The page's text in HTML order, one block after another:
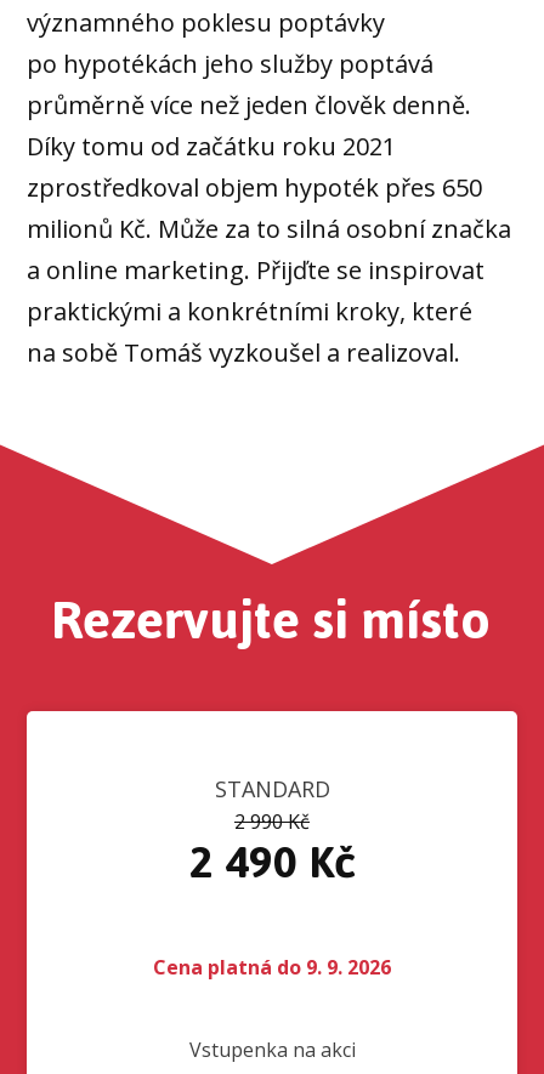
významného poklesu poptávky
po hypotékách jeho služby poptává
průměrně více než jeden člověk denně.
Díky tomu od začátku roku 2021
zprostředkoval objem hypoték přes 650
milionů Kč. Může za to silná osobní značka
a online marketing. Přijďte se inspirovat
praktickými a konkrétními kroky, které
na sobě Tomáš vyzkoušel a realizoval.
Rezervujte si místo
STANDARD
2 990 Kč
2 490 Kč
Cena platná do 9. 9. 2026
Vstupenka na akci